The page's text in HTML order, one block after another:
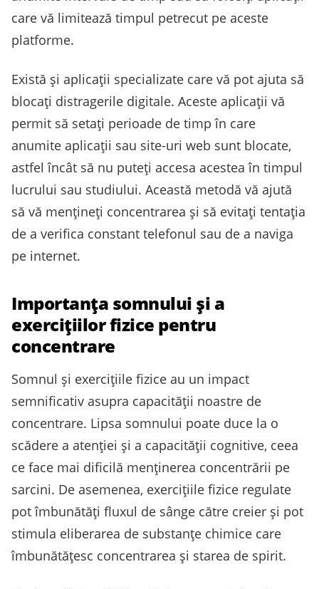
care vă limitează timpul petrecut pe aceste
platforme.
Există și aplicații specializate care vă pot ajuta să
blocați distragerile digitale. Aceste aplicații vă
permit să setați perioade de timp în care
anumite aplicații sau site-uri web sunt blocate,
astfel încât să nu puteți accesa acestea în timpul
lucrului sau studiului. Această metodă vă ajută
să vă mențineți concentrarea și să evitați tentația
de a verifica constant telefonul sau de a naviga
pe internet.
Importanța somnului și a
exercițiilor fizice pentru
concentrare
Somnul și exercițiile fizice au un impact
semnificativ asupra capacității noastre de
concentrare. Lipsa somnului poate duce la o
scădere a atenției și a capacității cognitive, ceea
ce face mai dificilă menținerea concentrării pe
sarcini. De asemenea, exercițiile fizice regulate
pot îmbunătăți fluxul de sânge către creier și pot
stimula eliberarea de substanțe chimice care
îmbunătățesc concentrarea și starea de spirit.